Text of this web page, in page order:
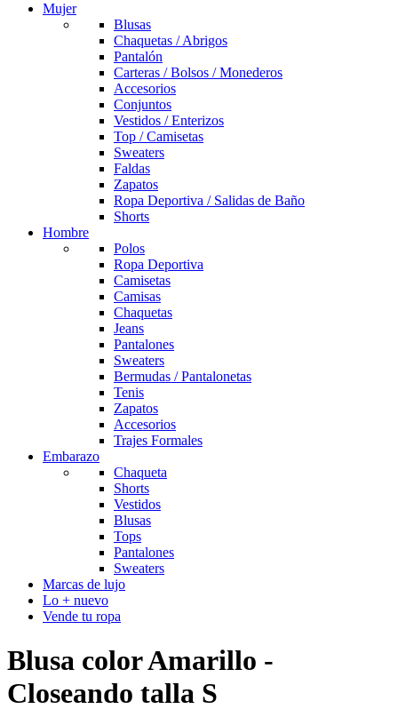
Mujer
Blusas
Chaquetas / Abrigos
Pantalón
Carteras / Bolsos / Monederos
Accesorios
Conjuntos
Vestidos / Enterizos
Top / Camisetas
Sweaters
Faldas
Zapatos
Ropa Deportiva / Salidas de Baño
Shorts
Hombre
Polos
Ropa Deportiva
Camisetas
Camisas
Chaquetas
Jeans
Pantalones
Sweaters
Bermudas / Pantalonetas
Tenis
Zapatos
Accesorios
Trajes Formales
Embarazo
Chaqueta
Shorts
Vestidos
Blusas
Tops
Pantalones
Sweaters
Marcas de lujo
Lo + nuevo
Vende tu ropa
Blusa color Amarillo -
Closeando talla S